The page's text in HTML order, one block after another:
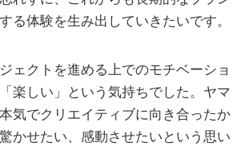
る体験を生み出していきたいです。
ェクトを進める上でのモチベーショ
楽しい」という気持ちでした。ヤマ
気でクリエイティブに向き合ったか
かせたい、感動させたいという思い